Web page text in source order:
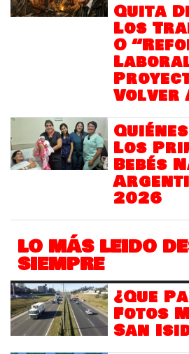
Quita
Los
O
Volver
Los
Bebés
2026
LO MÁS LEIDO
SIEMPRE
¿Que
Fotos
San